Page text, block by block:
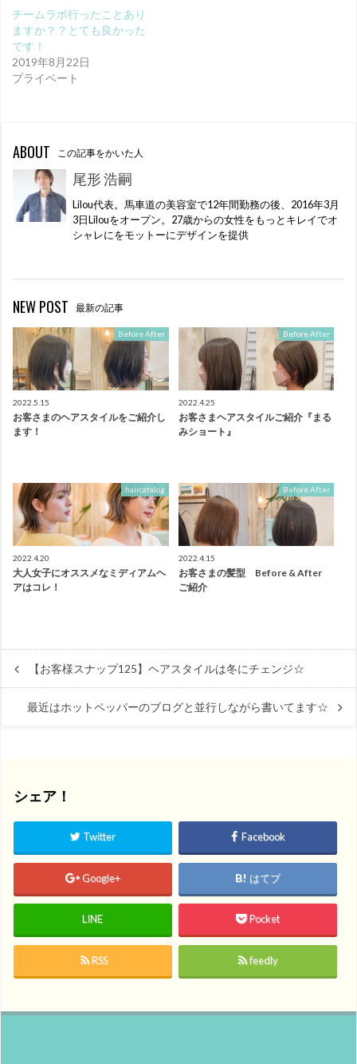
チームラボ行ったことあり
ますか？？とても良かった
です！
2019年8月22日
プライベート
ABOUT この記事をかいた人
尾形 浩嗣
Lilou代表。馬車道の美容室で12年間勤務の後、2016年3月
3日Lilouをオープン。27歳からの女性をもっとキレイでオ
シャレにをモットーにデザインを提供
NEW POST 最新の記事
Before After
2022.5.15
お客さまのヘアスタイルをご紹介し
ます！
Before After
2022.4.25
お客さまヘアスタイルご紹介『まる
みショート』
haircatalog
2022.4.20
大人女子にオススメなミディアムヘ
アはコレ！
Before After
2022.4.15
お客さまの髪型 Before & After
ご紹介
【お客様スナップ125】ヘアスタイルは冬にチェンジ☆
最近はホットペッパーのブログと並行しながら書いてます☆
シェア！
Twitter Facebook
Google+ はてブ
LINE Pocket
RSS feedly